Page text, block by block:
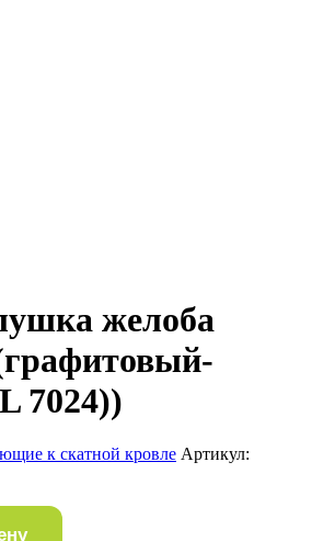
желоба
7024))
к скатной кровле Артикул: